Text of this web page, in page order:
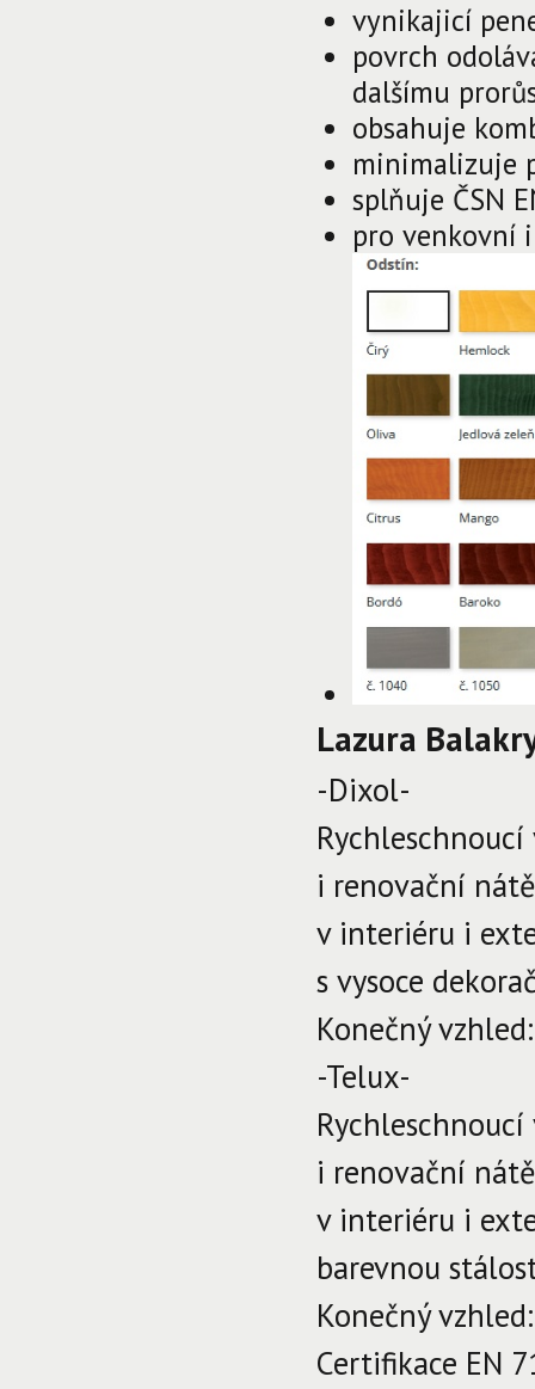
vynikajicí
povrch
dalšímu
obsahuje
minimalizuje
splňuje ČSN
pro venkovní
Lazura
-Dixol-
i renovační
v interiéru i
s vysoce
Konečný
-Telux-
i renovační
v interiéru i
barevnou
Konečný
Certifikace EN